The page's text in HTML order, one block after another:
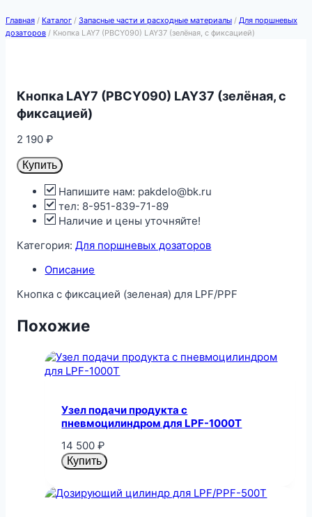
Главная / Каталог / Запасные части и расходные материалы / Для поршневых
дозаторов / Кнопка LAY7 (PBCY090) LAY37 (зелёная, с фиксацией)
Кнопка LAY7 (PBCY090) LAY37 (зелёная, с
фиксацией)
2 190₽
Купить
Напишите нам: pakdelo@bk.ru
тел: 8-951-839-71-89
Наличие и цены уточняйте!
Категория:Для поршневых дозаторов
Описание
Кнопка c фиксацией (зеленая) для LPF/PPF
Похожие
Узел подачи продукта с
пневмоцилиндром для LPF-1000T
14 500₽
Купить